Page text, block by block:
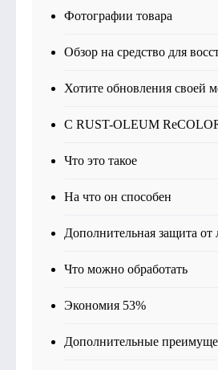
Фотографии товара
Обзор на средство для
Хотите обновления своей
С RUST-OLEUM ReCOLOR
Что это такое
На что он способен
Дополнительная защита
Что можно обработать
Экономия 53%
Дополнительные